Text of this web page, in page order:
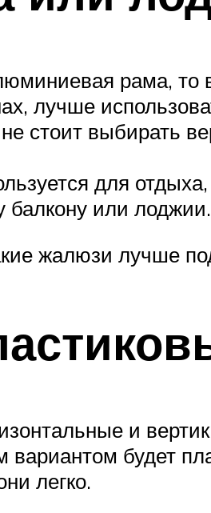
рама, то
лучше
стоит выбирать
для
балкону или лоджии.
жалюзи лучше
и
вариантом будет
легко.